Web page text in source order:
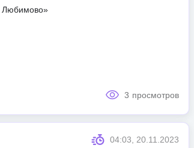
Любимово»
3 просмотров
04:03, 20.11.2023